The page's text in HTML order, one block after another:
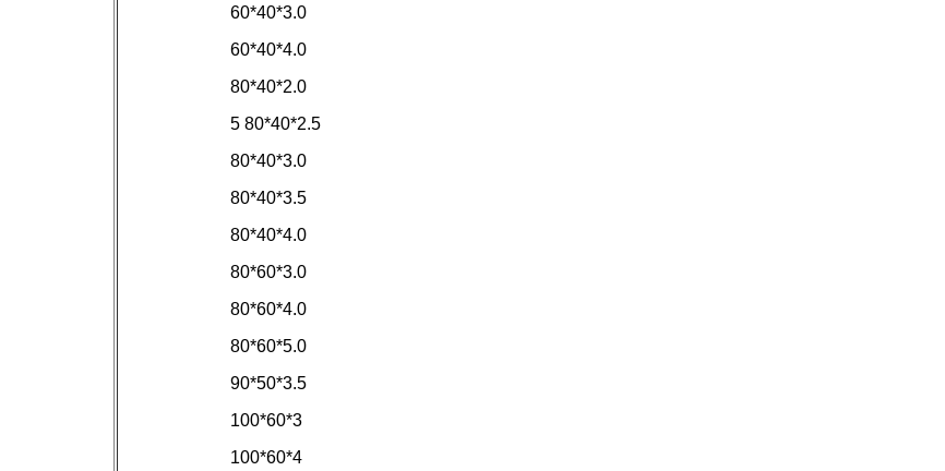
60*40*3.0
60*40*4.0
80*40*2.0
5 80*40*2.5
80*40*3.0
80*40*3.5
80*40*4.0
80*60*3.0
80*60*4.0
80*60*5.0
90*50*3.5
100*60*3
100*60*4